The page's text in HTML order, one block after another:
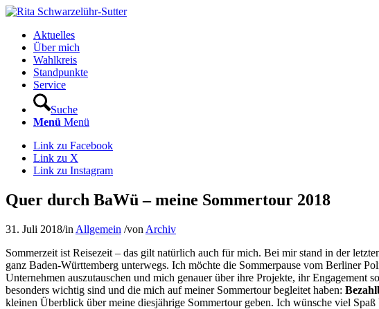
Aktuelles
Über mich
Wahlkreis
Standpunkte
Service
Suche
Menü Menü
Link zu Facebook
Link zu X
Link zu Instagram
Quer durch BaWü – meine Sommertour 2018
31. Juli 2018/in Allgemein /von Archiv
Sommerzeit ist Reisezeit – das gilt natürlich auch für mich. Bei mir stand in der
ganz Baden-Württemberg unterwegs. Ich möchte die Sommerpause vom Berliner
Unternehmen auszutauschen und mich genauer über ihre Projekte, ihr
besonders wichtig sind und die mich auf meiner Sommertour begleitet haben:
kleinen Überblick über meine diesjährige Sommertour geben. Ich wünsche viel